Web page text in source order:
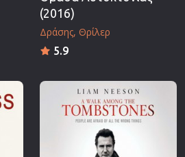
(2016)
Δράσης Θρίλερ
5.9